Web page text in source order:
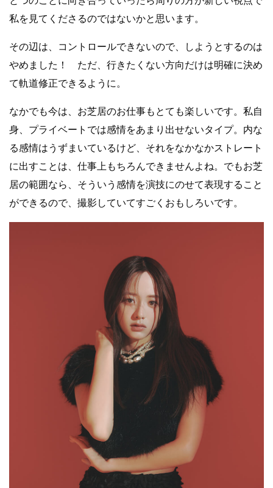
私を見てくださるのではないかと思います。
その辺は、コントロールできないので、しようとするのは
やめました！ ただ、行きたくない方向だけは明確に決め
て軌道修正できるように。
なかでも今は、お芝居のお仕事もとても楽しいです。私自
身、プライベートでは感情をあまり出せないタイプ。内な
る感情はうずまいているけど、それをなかなかストレート
に出すことは、仕事上もちろんできませんよね。でもお芝
居の範囲なら、そういう感情を演技にのせて表現すること
ができるので、撮影していてすごくおもしろいです。